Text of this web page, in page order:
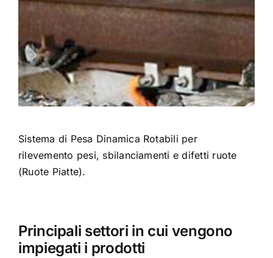
Italiano
Sistema di Pesa Dinamica Rotabili per
rilevemento pesi, sbilanciamenti e difetti ruote
(Ruote Piatte).
Principali settori in cui vengono
impiegati i prodotti